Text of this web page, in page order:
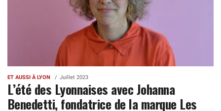
ET AUSSI À LYON Juillet 2023
L’été des Lyonnaises avec Johanna
Benedetti, fondatrice de la marque Les